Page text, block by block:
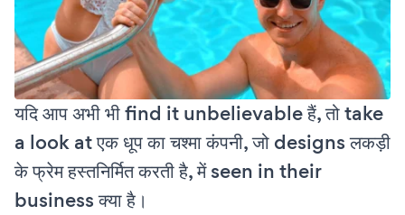
यदि आप अभी भी find it unbelievable हैं, तो take
a look at एक धूप का चश्मा कंपनी, जो designs लकड़ी
के फ्रेम हस्तनिर्मित करती है, में seen in their
business क्या है।